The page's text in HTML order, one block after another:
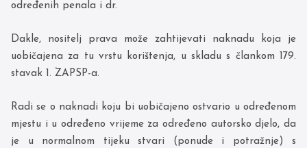
određenih penala i dr.
Dakle, nositelj prava može zahtijevati naknadu koja je
uobičajena za tu vrstu korištenja, u skladu s člankom 179.
stavak 1. ZAPSP-a.
Radi se o naknadi koju bi uobičajeno ostvario u određenom
mjestu i u određeno vrijeme za određeno autorsko djelo, da
je u normalnom tijeku stvari (ponude i potražnje) s